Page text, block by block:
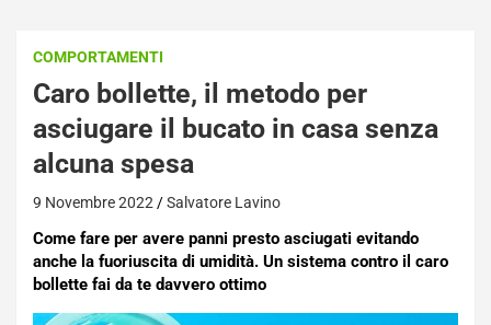
COMPORTAMENTI
Caro bollette, il metodo per
asciugare il bucato in casa senza
alcuna spesa
9 Novembre 2022 Salvatore Lavino
Come fare per avere panni presto asciugati evitando
anche la fuoriuscita di umidità. Un sistema contro il caro
bollette fai da te davvero ottimo